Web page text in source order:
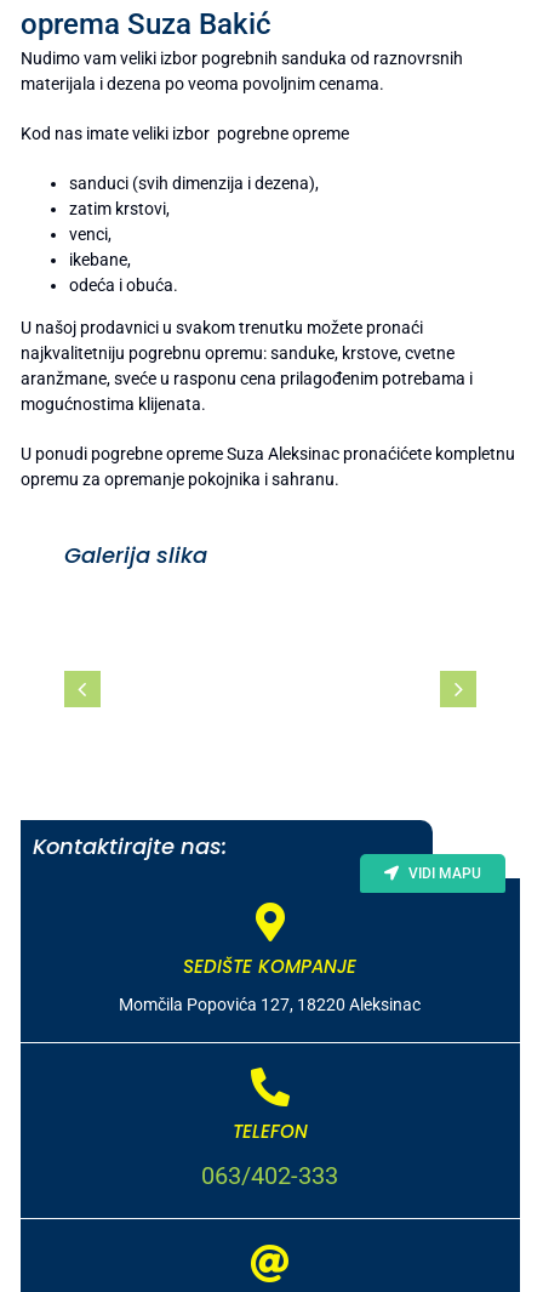
oprema Suza Bakić
Nudimo vam veliki izbor pogrebnih sanduka od raznovrsnih
materijala i dezena po veoma povoljnim cenama.
Kod nas imate veliki izbor pogrebne opreme
sanduci (svih dimenzija i dezena),
zatim krstovi,
venci,
ikebane,
odeća i obuća.
U našoj prodavnici u svakom trenutku možete pronaći
najkvalitetniju pogrebnu opremu: sanduke, krstove, cvetne
aranžmane, sveće u rasponu cena prilagođenim potrebama i
mogućnostima klijenata.
U ponudi pogrebne opreme Suza Aleksinac pronaćićete kompletnu
opremu za opremanje pokojnika i sahranu.
Galerija slika
Kontaktirajte nas:
SEDIŠTE KOMPANJE
Momčila Popovića 127, 18220 Aleksinac
VIDI MAPU
TELEFON
063/402-333